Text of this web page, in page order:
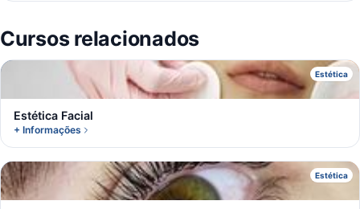
Cursos relacionados
Estética
E
Estética Facial
+ Informações
Estética
A